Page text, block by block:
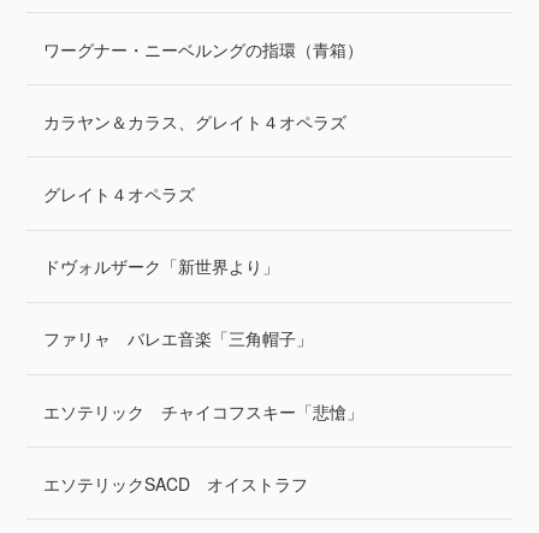
ワーグナー・ニーベルングの指環（青箱）
カラヤン＆カラス、グレイト４オペラズ
グレイト４オペラズ
ドヴォルザーク「新世界より」
ファリャ バレエ音楽「三角帽子」
エソテリック チャイコフスキー「悲愴」
エソテリックSACD オイストラフ